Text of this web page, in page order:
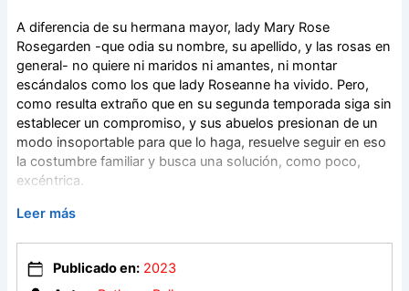
A diferencia de su hermana mayor, lady Mary Rose
Rosegarden -que odia su nombre, su apellido, y las rosas en
general- no quiere ni maridos ni amantes, ni montar
escándalos como los que lady Roseanne ha vivido. Pero,
como resulta extraño que en su segunda temporada siga sin
establecer un compromiso, y sus abuelos presionan de un
modo insoportable para que lo haga, resuelve seguir en eso
la costumbre familiar y busca una solución, como poco,
excéntrica.
Así, decide contratar un acompañante por horas, de entre
los amigos de sus hermanos, siempre tan endeudados.
Alguien que simule ser un pretendiente a cambio de dinero,
que la corteje a ojos de todo Londres, pero que tenga muy
Leer más
Publicado en: 2023